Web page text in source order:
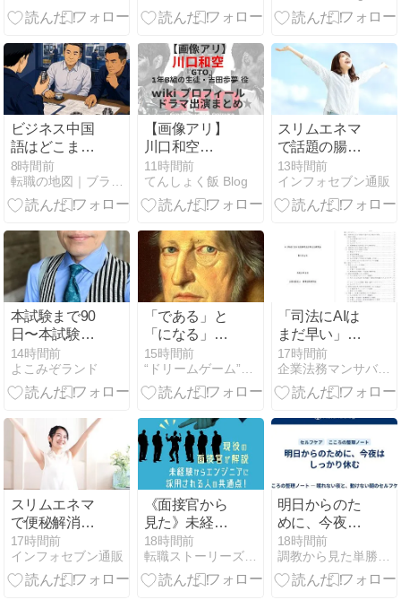
と自分を守る
肢
ビジネス中国
語はどこまで
必要？挨拶レ
ベルだった私
が商談で使う
8時間前
【画像アリ】
川口和空
『GTO』吉田
歩夢 役 wiki プ
ロフィール ド
め
11時間前
てんしょく飯 Blog
スリムエネマ
で話題の腸内
洗浄！自宅で
手軽に健康促
進！
13時間前
インフォセブン通販
本試験まで90
日〜本試験で
の理想的な時
間配分を考え
てみよう
14時間前
よこみぞランド
「である」と
「になる」の
違い
15時間前
「司法にAIは
まだ早い」と
いう前に ―宍
戸研究会取り
まとめへの感
のAI検証方法
に対する疑問
17時間前
企業法務マンサバイバル
スリムエネマ
で便秘解消＆
腸の活性化を
実現！腸内洗
浄器具！
17時間前
インフォセブン通販
《面接官から
見た》未経験
者がプログラ
マー・エンジ
ニアとして採
18時間前
転職ストーリーズ｜エンジニア特化のIT/Web系情報メディア
明日からのた
めに、今夜は
しっかり休む
18時間前
調教から見た単勝複勝買い目の競馬予想